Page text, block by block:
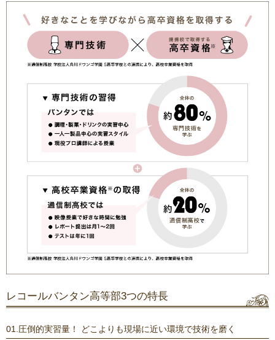
レコールバンタン高等部3つの特長
01.圧倒的実習量！ どこよりも現場に近い環境で技術を磨く